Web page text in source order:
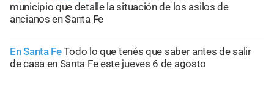
municipio que detalle la situación de los asilos de
ancianos en Santa Fe
En Santa FeTodo lo que tenés que saber antes de salir
de casa en Santa Fe este jueves 6 de agosto